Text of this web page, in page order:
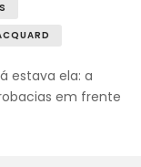
estava ela: a
em frente